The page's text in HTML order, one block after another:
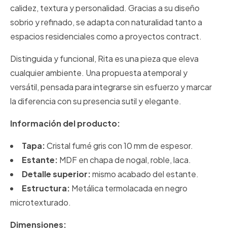
calidez, textura y personalidad. Gracias a su diseño
sobrio y refinado, se adapta con naturalidad tanto a
espacios residenciales como a proyectos contract.
Distinguida y funcional, Rita es una pieza que eleva
cualquier ambiente. Una propuesta atemporal y
versátil, pensada para integrarse sin esfuerzo y marcar
la diferencia con su presencia sutil y elegante.
Información del producto:
Tapa:Cristal fumé gris con 10 mm de espesor.
Estante: MDF en chapa de nogal, roble, laca.
Detalle superior:mismo acabado del estante.
Estructura: Metálica termolacada en negro
microtexturado.
Dimensiones: